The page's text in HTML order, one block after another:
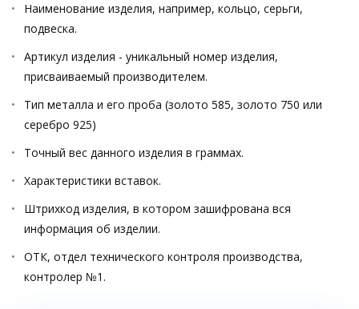
Наименование изделия, например, кольцо, серьги,
подвеска.
Артикул изделия - уникальный номер изделия,
присваиваемый производителем.
Тип металла и его проба (золото 585, золото 750 или
серебро 925)
Точный вес данного изделия в граммах.
Характеристики вставок.
Штрихкод изделия, в котором зашифрована вся
информация об изделии.
ОТК, отдел технического контроля производства,
контролер №1.